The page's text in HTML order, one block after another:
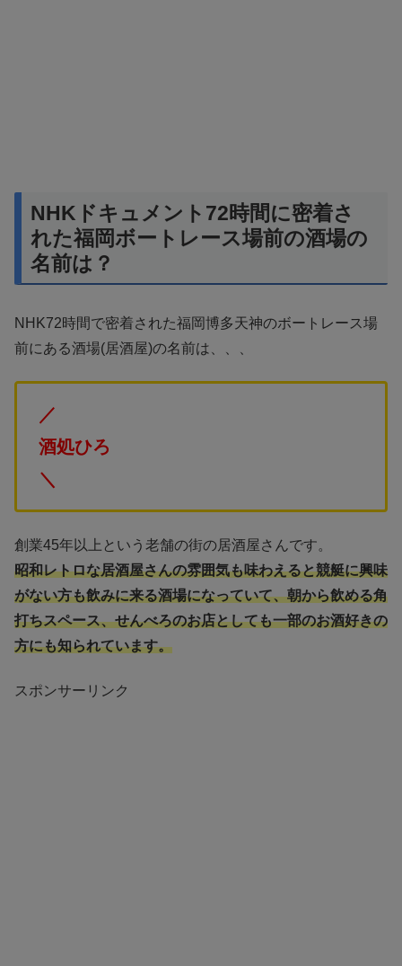
NHKドキュメント72時間に密着さ
れた福岡ボートレース場前の酒場の
名前は？
NHK72時間で密着された福岡博多天神のボートレース場
前にある酒場(居酒屋)の名前は、、、
／
酒処ひろ
＼
創業45年以上という老舗の街の居酒屋さんです。
昭和レトロな居酒屋さんの雰囲気も味わえると競艇に興味
がない方も飲みに来る酒場になっていて、朝から飲める角
打ちスペース、せんべろのお店としても一部のお酒好きの
方にも知られています。
スポンサーリンク